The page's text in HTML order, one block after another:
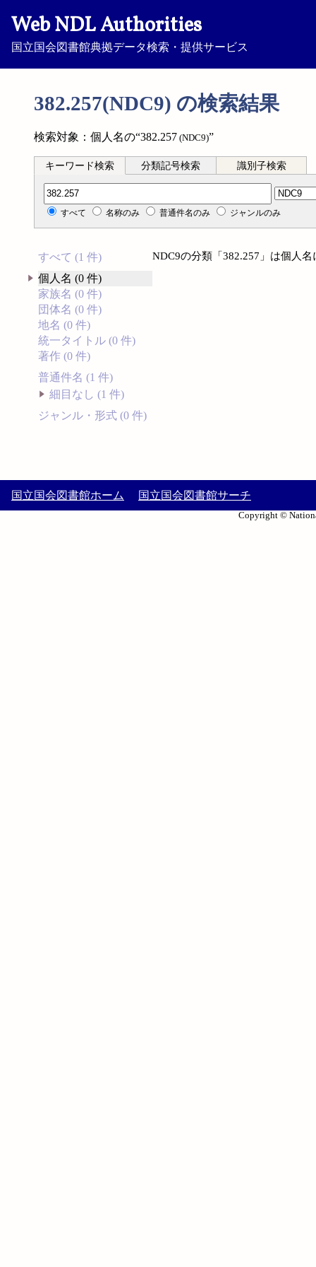
Web NDL Authorities
国立国会図書館典拠データ検索・提供サービス
382.257(NDC9) の検索結果
検索対象：個人名の“382.257 (NDC9)”
キーワード検索 分類記号検索 識別子検索
分類記号検索
すべて 名称のみ 普通件名のみ ジャンルのみ
すべて (1 件)
個人名 (0 件)
家族名 (0 件)
団体名 (0 件)
地名 (0 件)
統一タイトル (0 件)
著作 (0 件)
普通件名 (1 件)
細目なし (1 件)
ジャンル・形式 (0 件)
NDC9の分類「382.257」は個人
国立国会図書館ホーム 国立国会図書館サーチ
Copyright ©